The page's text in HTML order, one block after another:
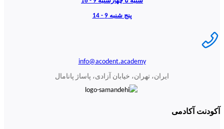
پنج شنبه 9 - 14
info@acodent.academy
ایران، تهران، خیابان آزادی، پاساژ پانامال
آکودنت آکادمی